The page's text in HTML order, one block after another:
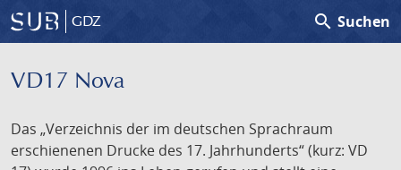
GDZ search Suchen
VD17 Nova
Das „Verzeichnis der im deutschen Sprachraum
erschienenen Drucke des 17. Jahrhunderts“ (kurz: VD